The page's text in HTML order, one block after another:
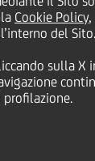
Cookie Policy,
del Sito.
sulla X
profilazione.
sociale
Financing ,
positivo e
Emilia.